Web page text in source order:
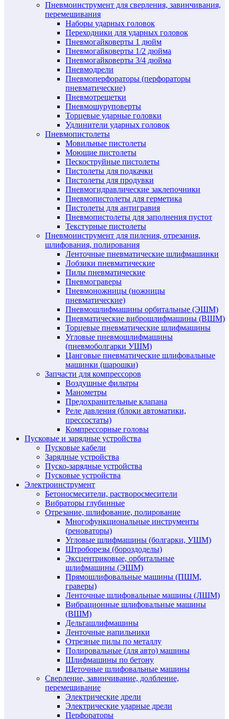
Пневмоинструмент для сверления, завинчивания,
перемешивания
Наборы ударных головок
Переходники для ударных головок
Пневмогайковерты 1 дюйм
Пневмогайковерты 1/2 дюйма
Пневмогайковерты 3/4 дюйма
Пневмодрели
Пневмоперфораторы (перфораторы
пневматические)
Пневмотрещетки
Пневмошуруповерты
Торцевые ударные головки
Удлинители ударных головок
Пневмопистолеты
Мовильные пистолеты
Моющие пистолеты
Пескоструйные пистолеты
Пистолеты для подкачки
Пистолеты для продувки
Пневмогидравлические заклепочники
Пневмопистолеты для герметика
Пистолеты для антигравия
Пневмопистолеты для заполнения пустот
Текстурные пистолеты
Пневмоинструмент для пиления, отрезания,
шлифования, полирования
Ленточные пневматические шлифмашинки
Лобзики пневматические
Пилы пневматические
Пневмограверы
Пневмоножницы (ножницы
пневматические)
Пневмошлифмашины орбитальные (ЭШМ)
Пневматические виброшлифмашины (ВШМ)
Торцевые пневматические шлифмашины
Угловые пневмошлифмашины
(пневмоболгарки УШМ)
Цанговые пневматические шлифовальные
машинки (шарошки)
Запчасти для компрессоров
Воздушные фильтры
Манометры
Предохранительные клапана
Реле давления (блоки автоматики,
прессостаты)
Компрессорные головы
Пусковые и зарядные устройства
Пусковые кабели
Зарядные устройства
Пуско-зарядные устройства
Пусковые устройства
Электроинструмент
Бетоносмесители, растворосмесители
Вибраторы глубинные
Отрезание, шлифование, полирование
Многофункциональные инструменты
(реноваторы)
Угловые шлифмашины (болгарки, УШМ)
Штроборезы (бороздоделы)
Эксцентриковые, орбитальные
шлифмашины (ЭШМ)
Прямошлифовальные машины (ПШМ,
граверы)
Ленточные шлифовальные машины (ЛШМ)
Вибрационные шлифовальные машины
(ВШМ)
Дельташлифмашины
Ленточные напильники
Отрезные пилы по металлу
Полировальные (для авто) машины
Шлифмашины по бетону
Щеточные шлифовальные машины
Сверление, завинчивание, долбление,
перемешивание
Электрические дрели
Электрические ударные дрели
Перфораторы